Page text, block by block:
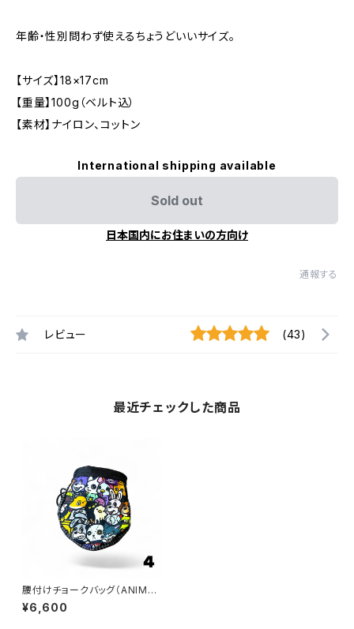
年齢・性別問わず使えるちょうどいいサイズ。
【サイズ】18×17cm
【重量】100g（ベルト込）
【素材】ナイロン、コットン
International shipping available
Sold out
日本国内にお住まいの方向け
通報する
レビュー (43)
最近チェックした商品
腰付けチョークバッグ（ANIMAL
s ４）
¥6,600